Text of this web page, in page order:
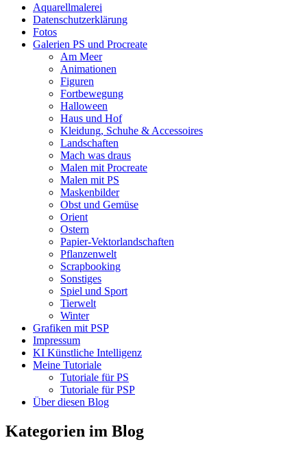
Aquarellmalerei
Datenschutzerklärung
Fotos
Galerien PS und Procreate
Am Meer
Animationen
Figuren
Fortbewegung
Halloween
Haus und Hof
Kleidung, Schuhe & Accessoires
Landschaften
Mach was draus
Malen mit Procreate
Malen mit PS
Maskenbilder
Obst und Gemüse
Orient
Ostern
Papier-Vektorlandschaften
Pflanzenwelt
Scrapbooking
Sonstiges
Spiel und Sport
Tierwelt
Winter
Grafiken mit PSP
Impressum
KI Künstliche Intelligenz
Meine Tutoriale
Tutoriale für PS
Tutoriale für PSP
Über diesen Blog
Kategorien im Blog